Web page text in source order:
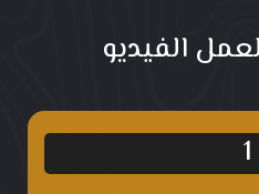
الفيديو
1